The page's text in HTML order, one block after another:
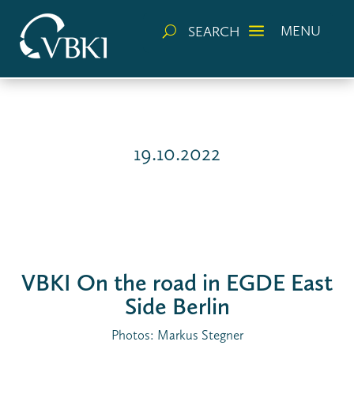
U SEARCH a MENU
19.10.2022
VBKI On the road in EGDE East
Side Berlin
Photos: Markus Stegner